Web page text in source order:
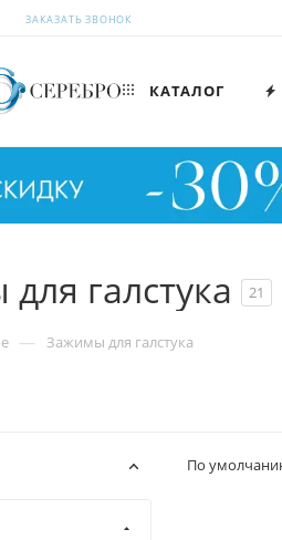
ЗАКАЗАТЬ ЗВОНОК
КАТАЛОГ
галстука 21
— Зажимы для галстука
По